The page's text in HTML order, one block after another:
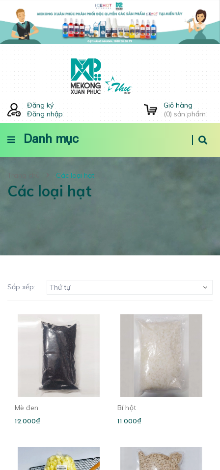
Đăng ký
Đăng nhập
Giỏ hàng
(0) sản phẩm
Danh mục
Các loại hạt
Các loại hạt
Sắp xếp: Thứ tự
Mè đen
12.000₫
Bí hột
11.000₫